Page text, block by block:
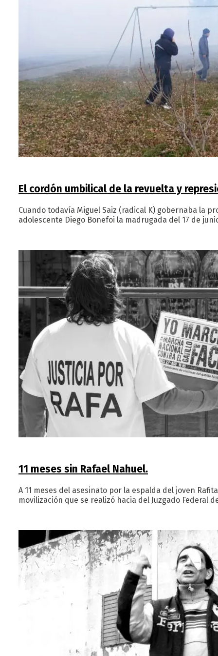
El cordón umbilical de la revuelta y
Cuando todavía Miguel Saiz (radical K) gobernaba la
adolescente Diego Bonefoi la madrugada del 17 de
11 meses sin Rafael Nahuel.
A 11 meses del asesinato por la espalda del joven
movilización que se realizó hacia del Juzgado Federal